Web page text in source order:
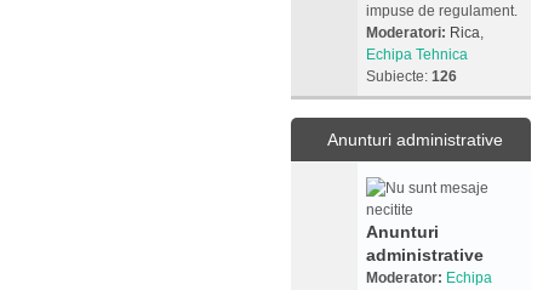
impuse de regulament.
Moderatori: Rica,
Echipa Tehnica
Subiecte: 126
Anunturi administrative
Anunturi
administrative
Moderator: Echipa